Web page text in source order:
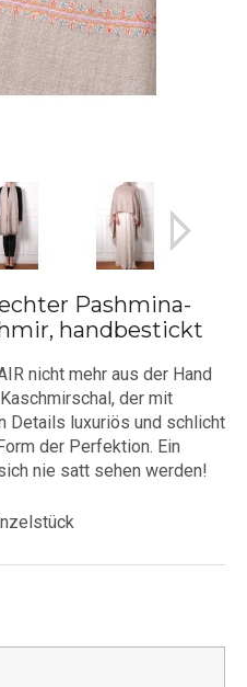
Pashmina-
handbestickt
nicht mehr aus der Hand
der mit
Details luxuriös und schlicht
der Perfektion. Ein
nie satt sehen werden!